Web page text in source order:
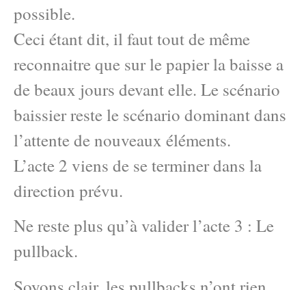
possible.
Ceci étant dit, il faut tout de même
reconnaitre que sur le papier la baisse a
de beaux jours devant elle. Le scénario
baissier reste le scénario dominant dans
l’attente de nouveaux éléments.
L’acte 2 viens de se terminer dans la
direction prévu.
Ne reste plus qu’à valider l’acte 3 : Le
pullback.